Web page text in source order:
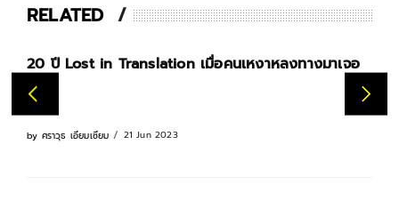
RELATED
20 ปี Lost in Translation เมื่อคนเหงาหลงทางมาเจอ
ศราวุธ เอี่ยมเซี่ยม 21 Jun 2023